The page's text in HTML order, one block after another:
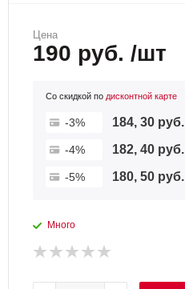
Цена
190 руб. /шт
Со скидкой по дисконтной карте
-3% 184, 30 руб.
-4% 182, 40 руб.
-5% 180, 50 руб.
Много